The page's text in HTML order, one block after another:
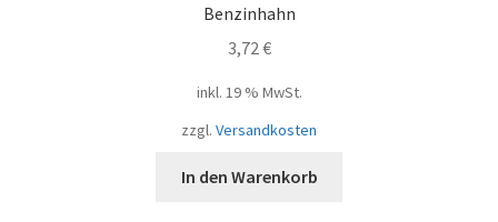
Benzinhahn
3,72 €
inkl. 19 % MwSt.
zzgl. Versandkosten
In den Warenkorb